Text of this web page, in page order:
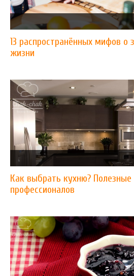
13 распространённых мифов о
жизни
Как выбрать кухню? Полезные
профессионалов